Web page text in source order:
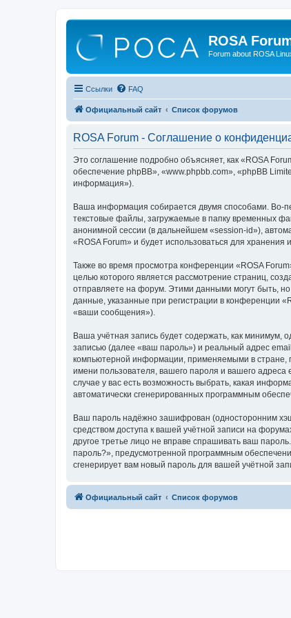
ROSA
Forum about ROSA
Ссылки FAQ
Официальный сайт Список форумов
ROSA Forum - Соглашение о
Это соглашение подробно объясняет, как «ROSA
обеспечение phpBB», «www.phpbb.com», «phpBB
информация»).
Ваша информация собирается двумя способами. Во-
текстовые файлы, загружаемые в папку временных
анонимной сессии (в дальнейшем «session-id»),
«ROSA Forum» и будет использоваться для
Также во время просмотра конференции «ROSA
целью которого является рассмотрение страниц,
отправляете на форум. Этими данными могут быть,
данные, указанные при регистрации в конференции
«ваши сообщения»).
Ваша учётная запись будет содержать, как
записью (далее «ваш пароль») и реальный адрес
компьютерной информации, применяемыми в стране,
имени пользователя, вашего пароля и вашего
случае у вас есть возможность выбрать, какая
автоматически сгенерированных программным
Ваш пароль надёжно зашифрован (односторонним
средством доступа к вашей учётной записи на
другое третье лицо не вправе спрашивать ваш
пароль?», предусмотренной программным
сгенерирует вам новый пароль для вашей учётной
Официальный сайт Список форумов